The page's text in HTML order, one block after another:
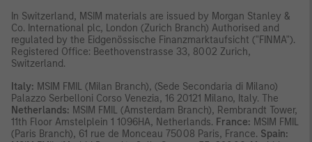
In Switzerland, MSIM materials are issued by Morgan Stanley &
Co. International plc, London (Zurich Branch) Authorised and
regulated by the Eidgenössische Finanzmarktaufsicht ("FINMA").
Registered Office: Beethovenstrasse 33, 8002 Zurich,
Switzerland.
Italy: MSIM FMIL (Milan Branch), (Sede Secondaria di Milano)
Palazzo Serbelloni Corso Venezia, 16 20121 Milano, Italy. The
Netherlands: MSIM FMIL (Amsterdam Branch), Rembrandt Tower,
11th Floor Amstelplein 1 1096HA, Netherlands. France: MSIM FMIL
(Paris Branch), 61 rue de Monceau 75008 Paris, France. Spain: